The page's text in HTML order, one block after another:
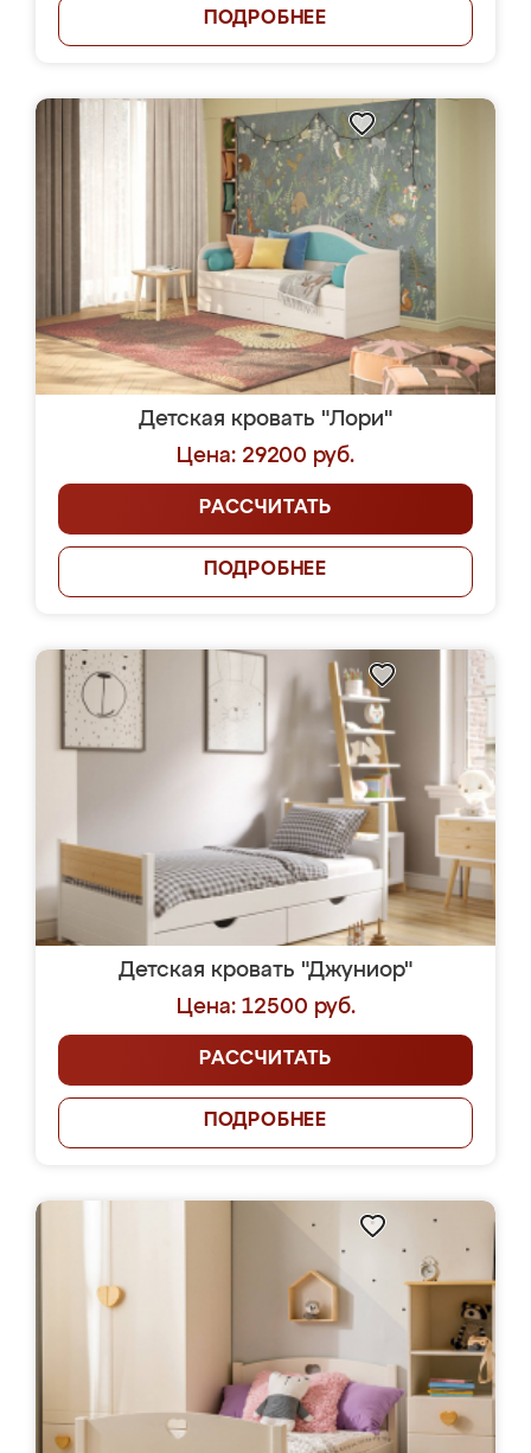
ПОДРОБНЕЕ
Детская кровать "Лори"
Цена: 29200 руб.
РАССЧИТАТЬ
ПОДРОБНЕЕ
Детская кровать "Джуниор"
Цена: 12500 руб.
РАССЧИТАТЬ
ПОДРОБНЕЕ